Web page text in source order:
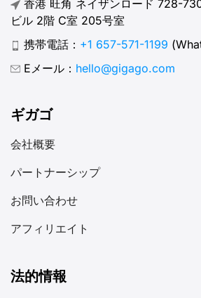
香港 旺角 ネイザンロード 728-
ビル 2階 C室 205号室
携帯電話： +1 657-571-1199
Eメール： hello@gigago.com
ギガゴ
会社概要
パートナーシップ
お問い合わせ
アフィリエイト
法的情報